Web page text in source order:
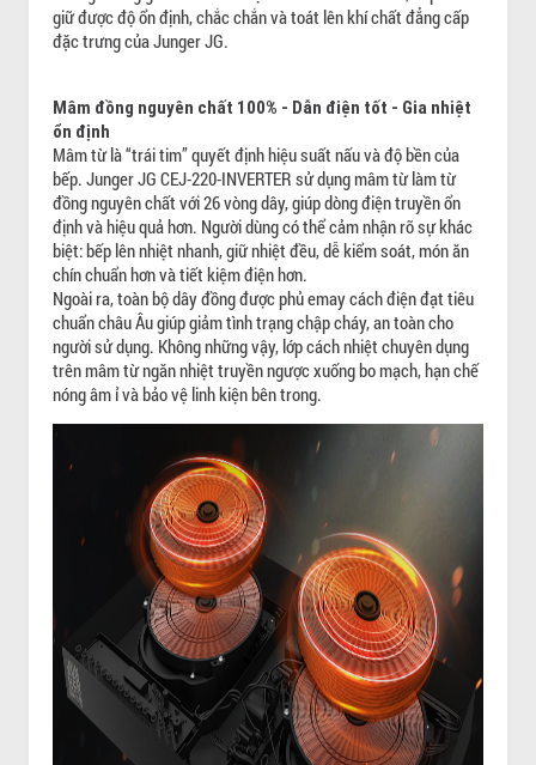
giữ được độ ổn định, chắc chắn và toát lên khí chất đẳng cấp
đặc trưng của Junger JG.
Mâm đồng nguyên chất 100% - Dẫn điện tốt - Gia nhiệt
ổn định
Mâm từ là “trái tim” quyết định hiệu suất nấu và độ bền của
bếp. Junger JG CEJ-220-INVERTER sử dụng mâm từ làm từ
đồng nguyên chất với 26 vòng dây, giúp dòng điện truyền ổn
định và hiệu quả hơn. Người dùng có thể cảm nhận rõ sự khác
biệt: bếp lên nhiệt nhanh, giữ nhiệt đều, dễ kiểm soát, món ăn
chín chuẩn hơn và tiết kiệm điện hơn.
Ngoài ra, toàn bộ dây đồng được phủ emay cách điện đạt tiêu
chuẩn châu Âu giúp giảm tình trạng chập cháy, an toàn cho
người sử dụng. Không những vậy, lớp cách nhiệt chuyên dụng
trên mâm từ ngăn nhiệt truyền ngược xuống bo mạch, hạn chế
nóng âm ỉ và bảo vệ linh kiện bên trong.